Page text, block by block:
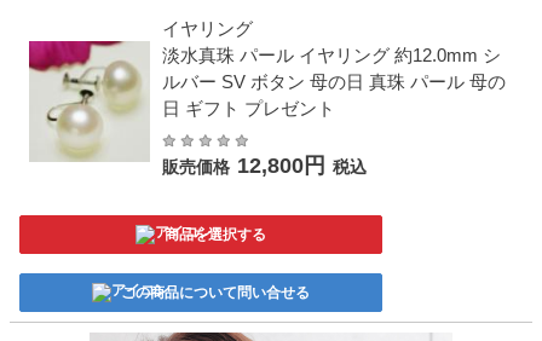
イヤリング
淡水真珠 パール イヤリング 約12.0mm シ
ルバー SV ボタン 母の日 真珠 パール 母の
日 ギフト プレゼント
販売価格 12,800円 税込
商品を選択する
この商品について問い合せる